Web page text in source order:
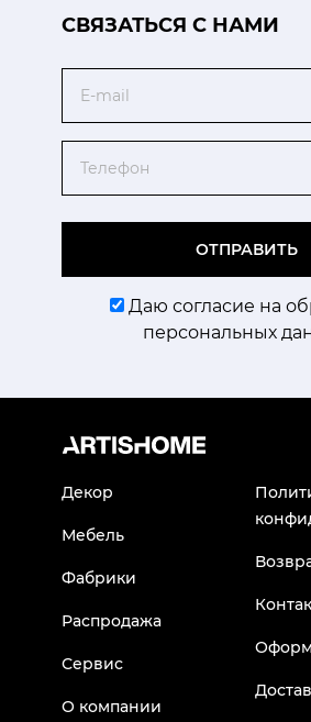
CВЯЗАТЬСЯ С НАМИ
ОТПРАВИТЬ
Даю согласие на
персональных
Декор
Мебель
Фабрики
Распродажа
Сервис
О компании